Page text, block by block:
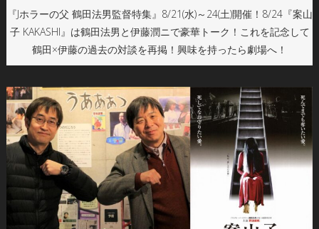
『Jホラーの父 鶴田法男監督特集』8/21(水)～24(土)開催！8/24『案山
子 KAKASHI』は鶴田法男と伊藤潤ニで豪華トーク！これを記念して
鶴田×伊藤の過去の対談を再掲！興味を持ったら劇場へ！